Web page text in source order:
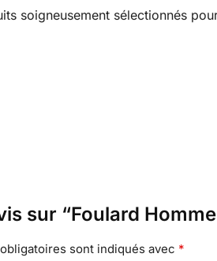
soigneusement sélectionnés
sur “Foulard
sont indiqués avec *